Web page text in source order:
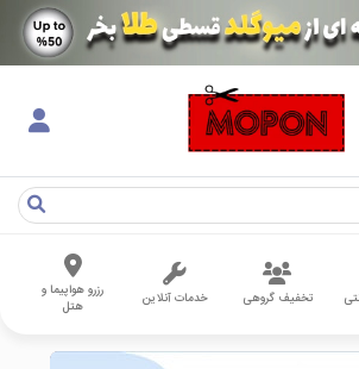
تخفیف گروهی خدمات آنلاین
رزرو هواپیما و
هتل